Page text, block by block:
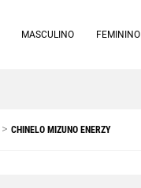
MASCULINO FEMININO
CHINELO MIZUNO ENERZY